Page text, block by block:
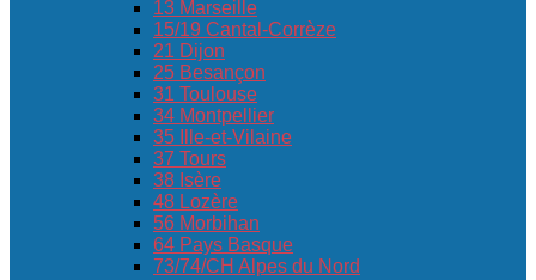
13 Marseille
15/19 Cantal-Corrèze
21 Dijon
25 Besançon
31 Toulouse
34 Montpellier
35 Ille-et-Vilaine
37 Tours
38 Isère
48 Lozère
56 Morbihan
64 Pays Basque
73/74/CH Alpes du Nord